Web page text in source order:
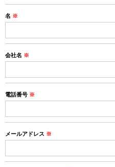
名 ※
会社名 ※
電話番号 ※
メールアドレス ※